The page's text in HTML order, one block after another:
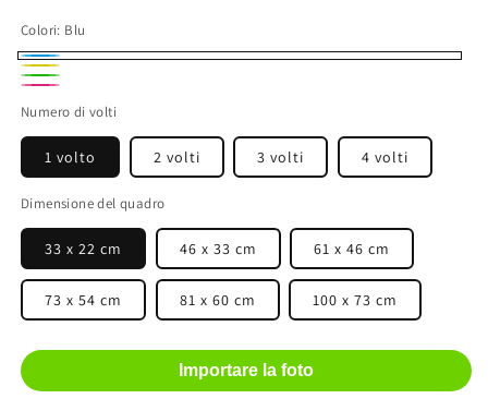
Colori: Blu
Blu
Giallo
Verde
Numero di volti
1 volto 2 volti 3 volti 4 volti
Dimensione del quadro
33 x 22 cm 46 x 33 cm 61 x 46 cm
73 x 54 cm 81 x 60 cm 100 x 73 cm
Importare la foto